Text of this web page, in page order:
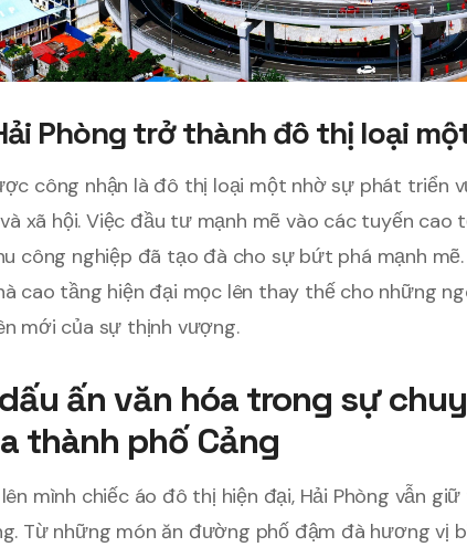
Phòng trở thành đô thị loại
công nhận là đô thị loại một nhờ sự phát triển
xã hội. Việc đầu tư mạnh mẽ vào các tuyến cao
công nghiệp đã tạo đà cho sự bứt phá mạnh
cao tầng hiện đại mọc lên thay thế cho những
mới của sự thịnh vượng.
ấn văn hóa trong sự
thành phố Cảng
mình chiếc áo đô thị hiện đại, Hải Phòng vẫn
Từ những món ăn đường phố đậm đà hương vị